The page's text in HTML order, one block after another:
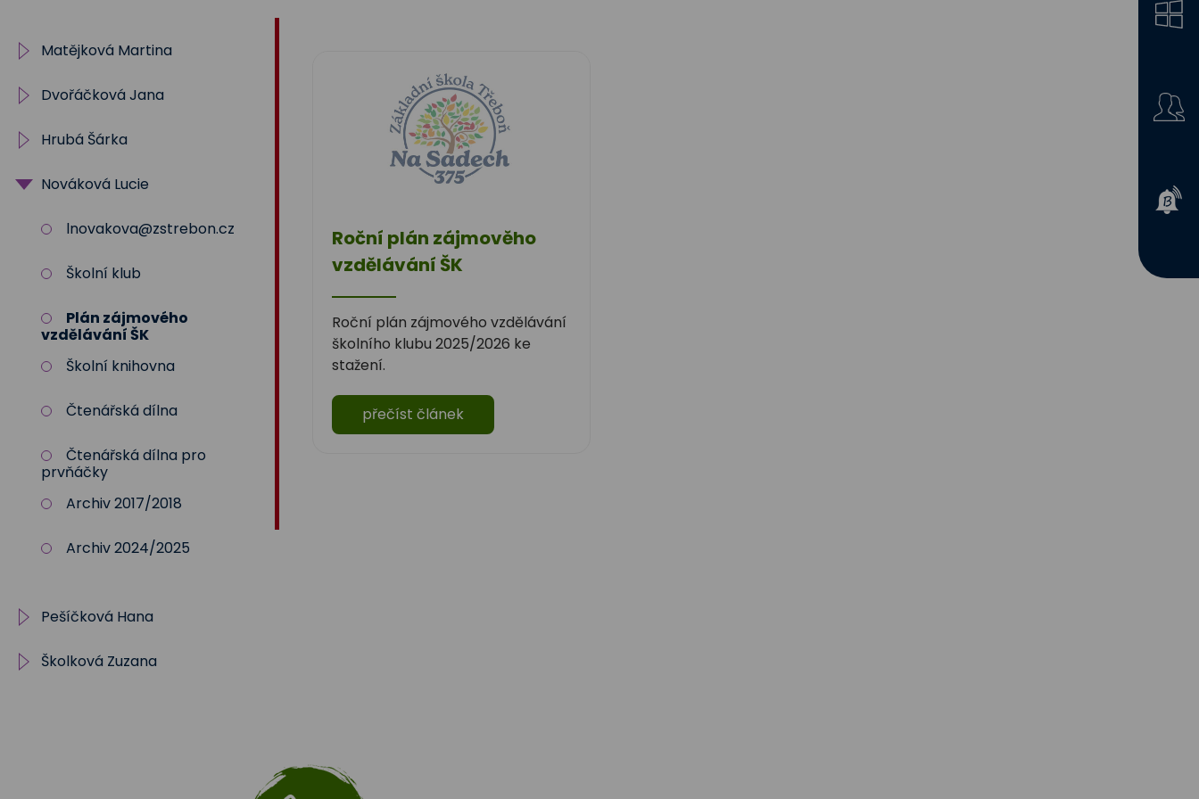
Sadech
375
Roční plán zájmověho
vzdělávání ŠK
Roční plán zájmového vzdělávání
školního klubu 2025/2026 ke
stažení.
přečíst článek
Matějková Martina
IV. oddělení ŠD
Dvořáčková Jana
Archiv
5.oddělení
Hrubá Šárka
shruba@zstrebon.cz
I. oddělení
Nováková Lucie
lnovakova@zstrebon.cz
Školní klub
Plán zájmového
vzdělávání ŠK
Školní knihovna
Čtenářská dílna
Čtenářská dílna pro
prvňáčky
Archiv 2017/2018
Archiv 2024/2025
Pešíčková Hana
II.oddělení
Školková Zuzana